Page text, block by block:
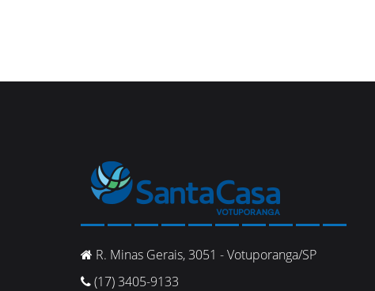
R. Minas Gerais, 3051 - Votuporanga/SP
(17) 3405-9133